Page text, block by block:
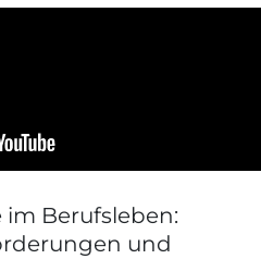
im Berufsleben:
und